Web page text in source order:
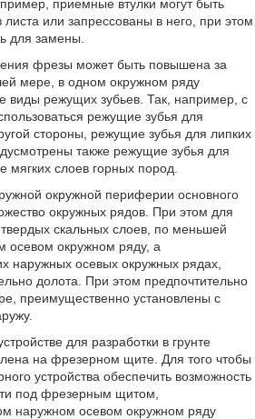
приемные втулки могут быть
или запрессованы в него, при этом
для замены.
фрезы может быть повышена за
мере, в одном окружном ряду
виды режущих зубьев. Так, например, с
режущие зубья для
стороны, режущие зубья для липких
также режущие зубья для
мягких слоев горных пород.
окружной периферии основного
окружных рядов. При этом для
скальных слоев, по меньшей
осевом окружном ряду, а
наружных осевых окружных рядах,
долота. При этом предпочтительно
преимущественно установлены с
для разработки в грунте
на фрезерном щите. Для того чтобы
устройства обеспечить возможность
под фрезерным щитом,
наружном осевом окружном ряду